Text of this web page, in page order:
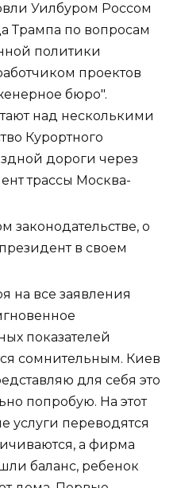
Уилбуром Россом
Трампа по вопросам
политики
проектов
бюро".
над несколькими
Курортного
дороги через
трассы Москва-
законодательстве, о
в своем
на все заявления
показателей
сомнительным. Киев
для себя это
попробую. На этот
услуги переводятся
а фирма
баланс, ребенок